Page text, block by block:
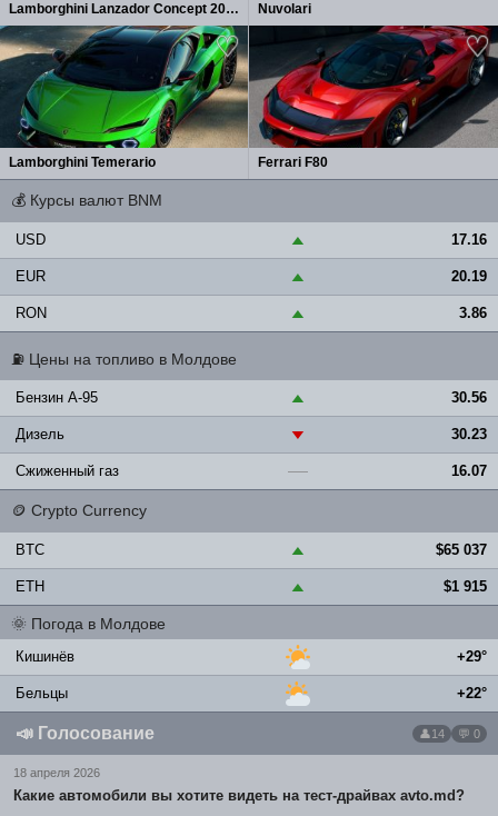
Lamborghini Lanzador Concept 2026 Nuvolari
Lamborghini Temerario Ferrari F80
💰 Курсы валют BNM
USD ▲ 17.16
EUR ▲ 20.19
RON ▲ 3.86
⛽ Цены на топливо в Молдове
Бензин A-95 ▲ 30.56
Дизель ▼ 30.23
Сжиженный газ — 16.07
🪙 Crypto Currency
BTC ▲ $65 037
ETH ▲ $1 915
🌞 Погода в Молдове
Кишинёв +29°
Бельцы +22°
📣 Голосование 14 💬 0
18 апреля 2026
Какие автомобили вы хотите видеть на тест-драйвах avto.md?